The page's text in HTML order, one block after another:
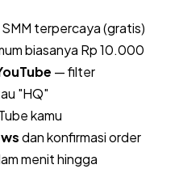
terpercaya (gratis)
biasanya Rp 10.000
— filter
"HQ"
kamu
dan konfirmasi order
menit hingga